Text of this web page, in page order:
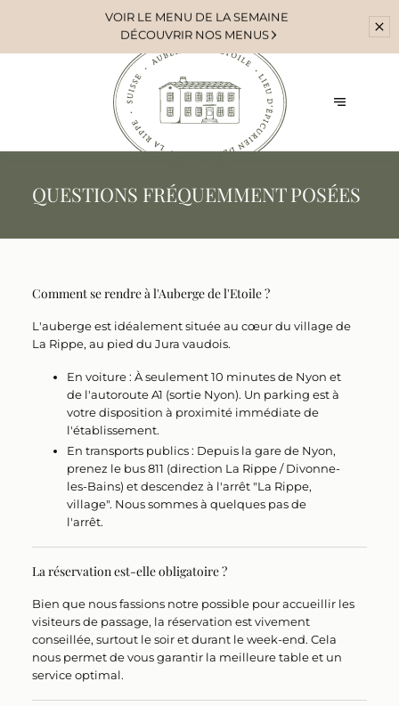
VOIR LE MENU DE LA SEMAINE
DÉCOUVRIR NOS MENUS
QUESTIONS FRÉQUEMMENT POSÉES
Comment se rendre à l'Auberge de l'Etoile ?
L'auberge est idéalement située au cœur du village de
La Rippe, au pied du Jura vaudois.
En voiture : À seulement 10 minutes de Nyon et
de l'autoroute A1 (sortie Nyon). Un parking est à
votre disposition à proximité immédiate de
l'établissement.
En transports publics : Depuis la gare de Nyon,
prenez le bus811 (direction La Rippe / Divonne-
les-Bains) et descendez à l'arrêt "La Rippe,
village". Nous sommes à quelques pas de
l'arrêt.
La réservation est-elle obligatoire ?
Bien que nous fassions notre possible pour accueillir les
visiteurs de passage, la réservation est vivement
conseillée, surtout le soir et durant le week-end. Cela
nous permet de vous garantir la meilleure table et un
service optimal.